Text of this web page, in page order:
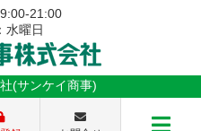
21:00
水曜日
(サンケイ商事)